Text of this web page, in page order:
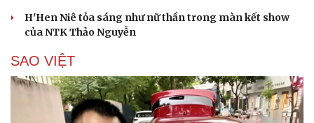
H'Hen Niê tỏa sáng như nữ thần trong màn kết show
của NTK Thảo Nguyễn
SAO VIỆT